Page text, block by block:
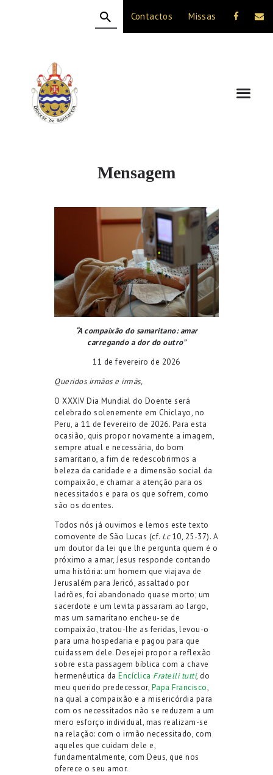
Contactos Missas
Mensagem
A DIOCESE
CELEBRAÇÃO
VIDA CRISTÃ
NOTÍCIAS
“A compaixão do samaritano: amar
carregando a dor do outro”
11 de fevereiro de 2026
Queridos irmãos e irmãs,
O XXXIV Dia Mundial do Doente será
celebrado solenemente em Chiclayo, no
Peru, a 11 de fevereiro de 2026. Para esta
ocasião, quis propor novamente a imagem,
sempre atual e necessária, do bom
samaritano, a fim de redescobrirmos a
beleza da caridade e a dimensão social da
compaixão, e chamar a atenção para os
necessitados e para os que sofrem, como
são os doentes.
Todos nós já ouvimos e lemos este texto
comovente de São Lucas (cf. Lc10, 25-37). A
um doutor da lei que lhe pergunta quem é o
próximo a amar, Jesus responde contando
uma história: um homem que viajava de
Jerusalém para Jericó, assaltado por
ladrões, foi abandonado quase morto; um
sacerdote e um levita passaram ao largo,
mas um samaritano encheu-se de
compaixão, tratou-lhe as feridas, levou-o
para uma hospedaria e pagou para que
cuidassem dele. Desejei propor a reflexão
sobre esta passagem bíblica com a chave
hermenêutica da Encíclica Fratelli tutti, do
meu querido predecessor, Papa Francisco,
na qual a compaixão e a misericórdia para
com os necessitados não se reduzem a um
mero esforço individual, mas realizam-se
na relação: com o irmão necessitado, com
aqueles que cuidam dele e,
fundamentalmente, com Deus, que nos
oferece o seu amor.